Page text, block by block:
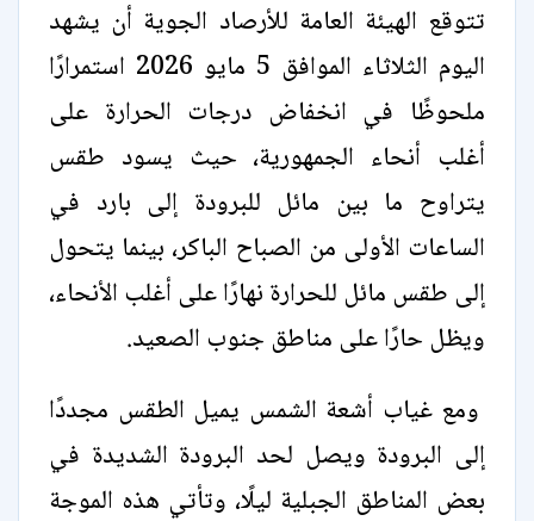
تتوقع الهيئة العامة للأرصاد الجوية أن يشهد
اليوم الثلاثاء الموافق 5 مايو 2026 استمرارًا
ملحوظًا في انخفاض درجات الحرارة على
أغلب أنحاء الجمهورية، حيث يسود طقس
يتراوح ما بين مائل للبرودة إلى بارد في
الساعات الأولى من الصباح الباكر، بينما يتحول
إلى طقس مائل للحرارة نهارًا على أغلب الأنحاء،
ويظل حارًا على مناطق جنوب الصعيد.
ومع غياب أشعة الشمس يميل الطقس مجددًا
إلى البرودة ويصل لحد البرودة الشديدة في
بعض المناطق الجبلية ليلًا، وتأتي هذه الموجة